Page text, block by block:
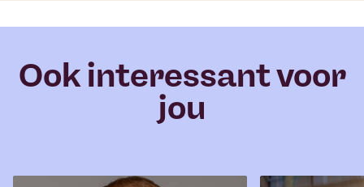
e
Ook interessant voor
jou